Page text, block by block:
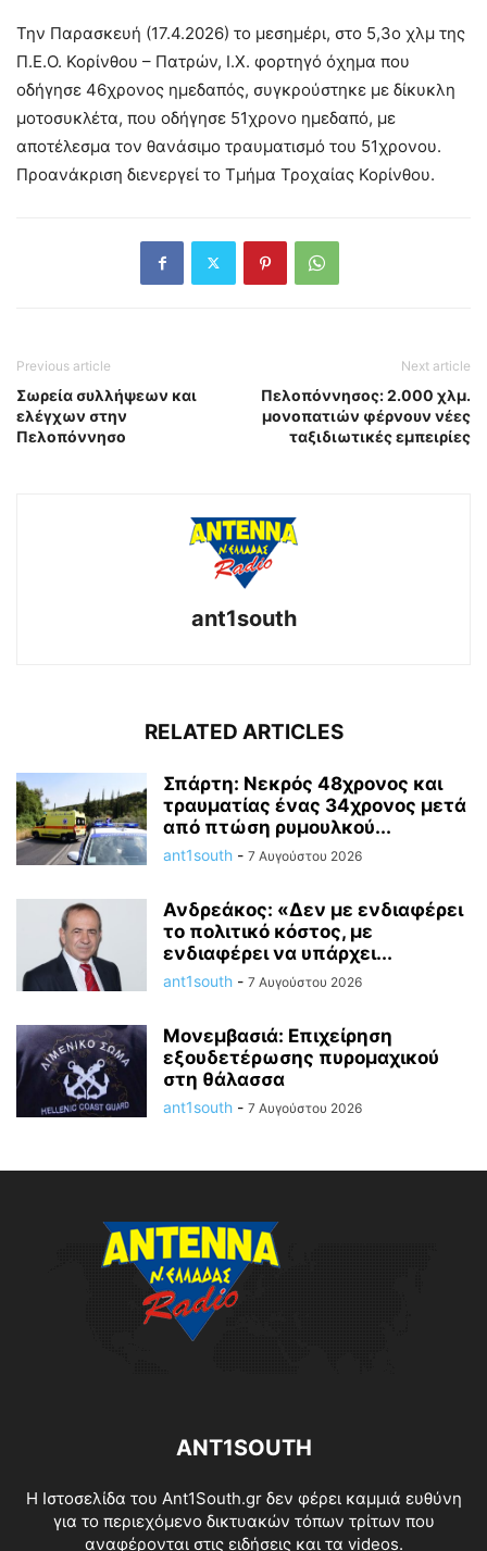
Την Παρασκευή (17.4.2026) το μεσημέρι, στο 5,3ο χλμ της
Π.Ε.Ο. Κορίνθου – Πατρών, Ι.Χ. φορτηγό όχημα που
οδήγησε 46χρονος ημεδαπός, συγκρούστηκε με δίκυκλη
μοτοσυκλέτα, που οδήγησε 51χρονο ημεδαπό, με
αποτέλεσμα τον θανάσιμο τραυματισμό του 51χρονου.
Προανάκριση διενεργεί το Τμήμα Τροχαίας Κορίνθου.
Previous article
Σωρεία συλλήψεων και
ελέγχων στην
Πελοπόννησο
Next article
Πελοπόννησος: 2.000 χλμ.
μονοπατιών φέρνουν νέες
ταξιδιωτικές εμπειρίες
ant1south
RELATED ARTICLES
Σπάρτη: Νεκρός 48χρονος και
τραυματίας ένας 34χρονος μετά
από πτώση ρυμουλκού...
ant1south - 7 Αυγούστου 2026
Ανδρεάκος: «Δεν με ενδιαφέρει
το πολιτικό κόστος, με
ενδιαφέρει να υπάρχει...
ant1south - 7 Αυγούστου 2026
Μονεμβασιά: Επιχείρηση
εξουδετέρωσης πυρομαχικού
στη θάλασσα
ant1south - 7 Αυγούστου 2026
ANT1SOUTH
Η Ιστοσελίδα του Ant1South.gr δεν φέρει καμμιά ευθύνη
για το περιεχόμενο δικτυακών τόπων τρίτων που
αναφέρονται στις ειδήσεις και τα videos.